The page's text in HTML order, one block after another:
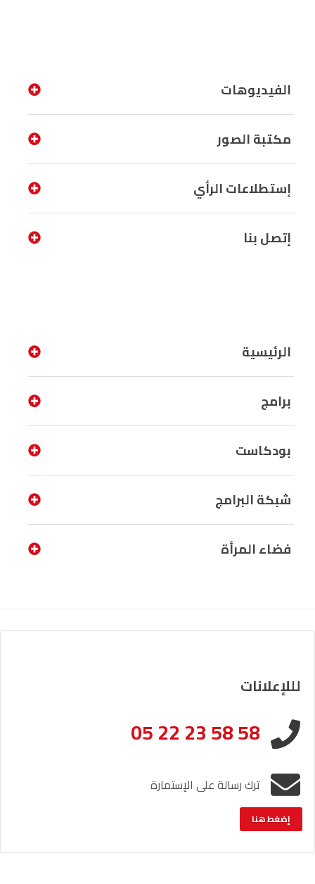
الفيديوهات
مكتبة الصور
إستطلاعات الرأي
إتصل بنا
الرئيسية
برامج
بودكاست
شبكة البرامج
فضاء المرأة
لللإعلانات
05 22 23 58 58
ترك رسالة على الإستمارة
إضغط هنا